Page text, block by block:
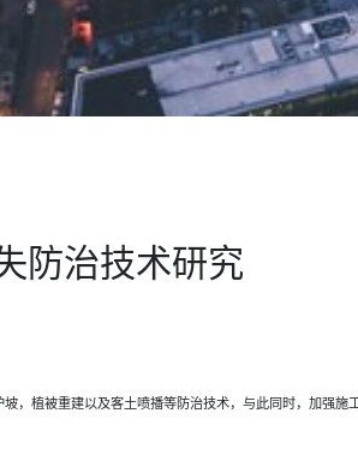
防治技术研究
，植被重建以及客土喷播等防治技术，与此同时，加强施